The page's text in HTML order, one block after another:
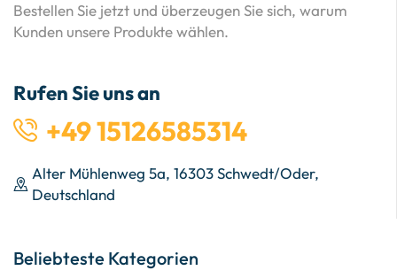
Bestellen Sie jetzt und überzeugen Sie sich, warum
Kunden unsere Produkte wählen.
Rufen Sie uns an
+49 15126585314
Alter Mühlenweg 5a, 16303 Schwedt/Oder,
Deutschland
Beliebteste Kategorien